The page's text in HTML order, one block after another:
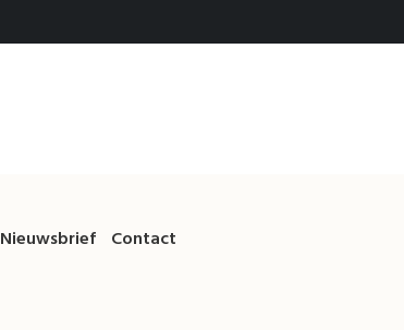
Nieuwsbrief Contact